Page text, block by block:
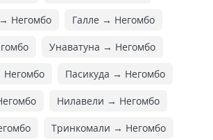
Негомбо Галле → Негомбо
Унаватуна → Негомбо
Пасикуда → Негомбо
Нилавели → Негомбо
Тринкомали → Негомбо